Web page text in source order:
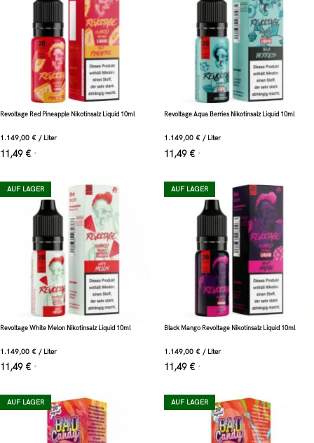
Revoltage Red Pineapple Nikotinsalz Liquid 10ml
1.149,00 € / Liter
11,49 € *
Revoltage Aqua Berries Nikotinsalz Liquid 10ml
1.149,00 € / Liter
11,49 € *
AUF LAGER
Revoltage White Melon Nikotinsalz Liquid 10ml
1.149,00 € / Liter
11,49 € *
AUF LAGER
Black Mango Revoltage Nikotinsalz Liquid 10ml
1.149,00 € / Liter
11,49 € *
AUF LAGER AUF LAGER